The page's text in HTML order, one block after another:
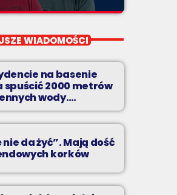
do piątku od 5:30
WIADOMOŚCI
na basenie
spuścić 2000 metrów
wody.
koszty i ogromna
nie da żyć”. Mają dość
korków